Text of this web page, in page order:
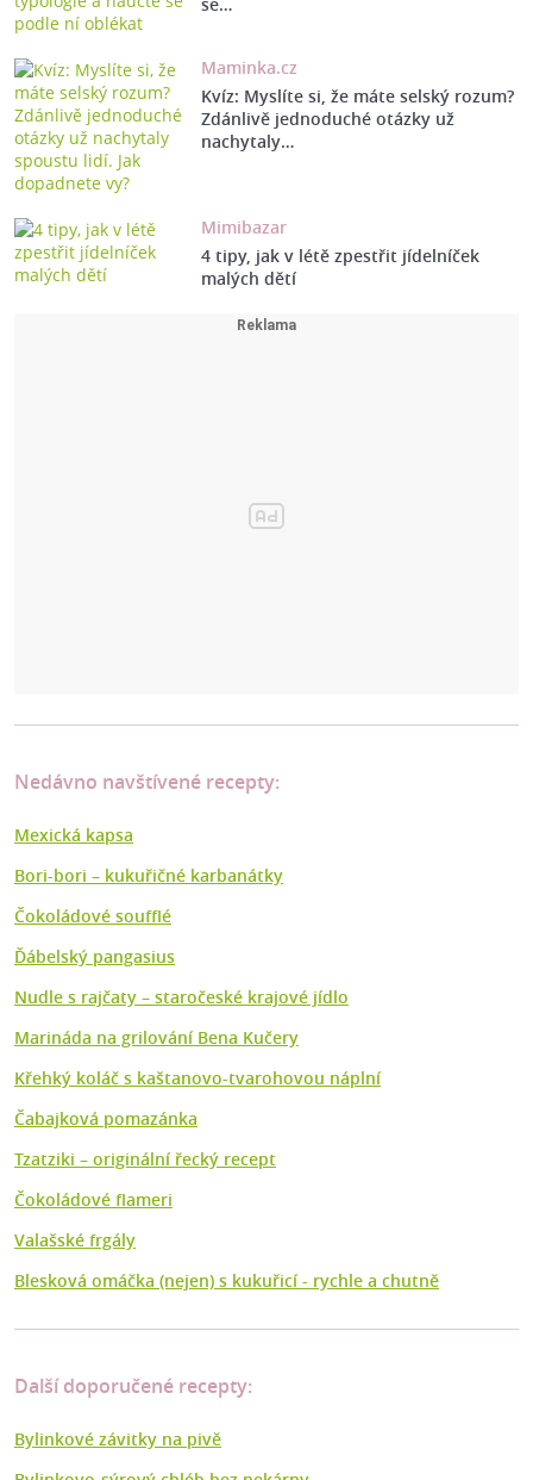
Maminka.cz
Kvíz: Myslíte si, že máte selský rozum?
Zdánlivě jednoduché otázky už
nachytaly…
Mimibazar
4 tipy, jak v létě zpestřit jídelníček
malých dětí
Nedávno navštívené recepty:
Mexická kapsa
Bori-bori – kukuřičné karbanátky
Čokoládové soufflé
Ďábelský pangasius
Nudle s rajčaty – staročeské krajové jídlo
Marináda na grilování Bena Kučery
Křehký koláč s kaštanovo-tvarohovou náplní
Čabajková pomazánka
Tzatziki – originální řecký recept
Čokoládové flameri
Valašské frgály
Blesková omáčka (nejen) s kukuřicí - rychle a chutně
Další doporučené recepty:
Bylinkové závitky na pivě